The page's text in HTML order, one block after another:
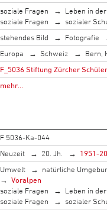
soziale Fragen Leben in
soziale Fragen
sozialer
stehendes Bild Fotografie
Europa Schweiz Bern,
F_5036 Stiftung Zürcher
mehr…
F 5036-Ka-044
Neuzeit 20. Jh.
1951-
Umwelt natürliche
Voralpen
soziale Fragen
Leben in
soziale Fragen
sozialer